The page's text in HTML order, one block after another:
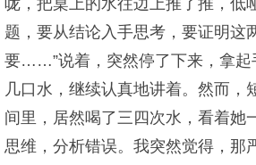
咙，把桌上的水往边上推了推，低
题，要从结论入手思考，要证明这
要……”说着，突然停了下来，拿起
几口水，继续认真地讲着。然而，
间里，居然喝了三四次水，看着她
思维，分析错误。我突然觉得，那